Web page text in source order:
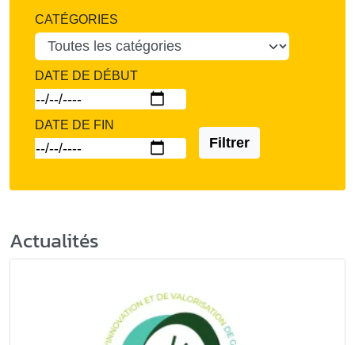
CATÉGORIES
DATE DE DÉBUT
DATE DE FIN
Filtrer
Actualités